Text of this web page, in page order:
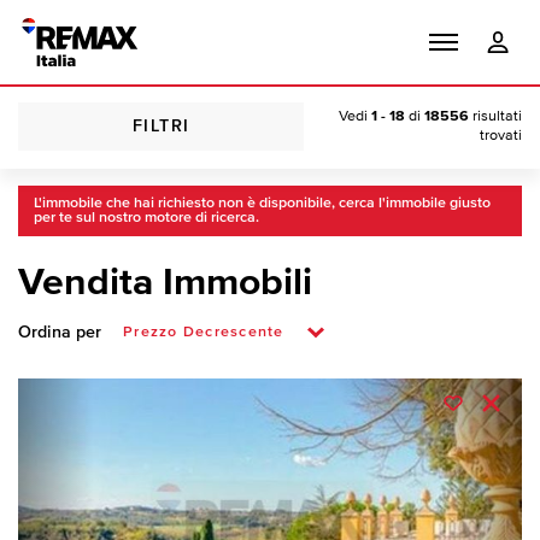
FILTRI
Vedi 1 - 18 di 18556 risultati
trovati
L'immobile che hai richiesto non è disponibile, cerca l'immobile giusto
per te sul nostro motore di ricerca.
Vendita Immobili
Ordina per